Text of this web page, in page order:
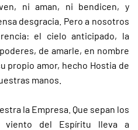
ni aman, ni bendicen, y
desgracia. Pero a nosotros
el cielo anticipado, la
de amarle, en nombre
propio amor, hecho Hostia de
manos.
la Empresa. Que sepan los
viento del Espíritu lleva a